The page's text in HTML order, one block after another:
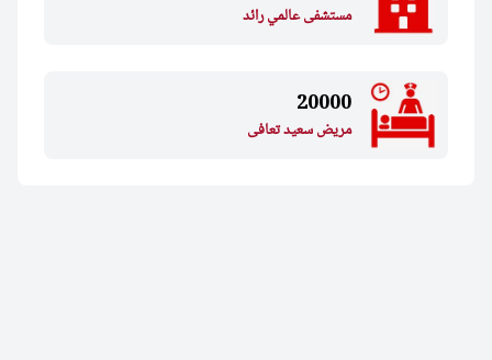
مستشفى عالمي رائد
20000
مريض سعيد تعافى